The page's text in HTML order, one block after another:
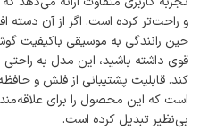
و راحت‌تر کرده است. اگر از آن دسته
حین رانندگی به موسیقی باکیفیت
قوی داشته باشید، این مدل به راحتی
است که این محصول را برای
بی‌نظیر تبدیل کرده است.